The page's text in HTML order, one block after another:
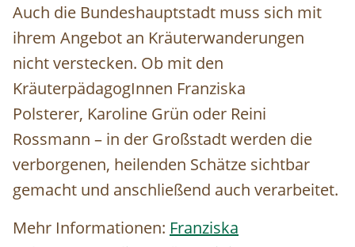
Auch die Bundeshauptstadt muss sich mit
ihrem Angebot an Kräuterwanderungen
nicht verstecken. Ob mit den
KräuterpädagogInnen Franziska
Polsterer, Karoline Grün oder Reini
Rossmann – in der Großstadt werden die
verborgenen, heilenden Schätze sichtbar
gemacht und anschließend auch verarbeitet.
Mehr Informationen: Franziska